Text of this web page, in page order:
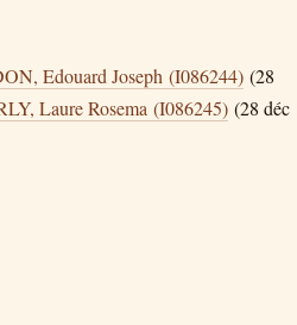
Edouard Joseph (I086244) (28
Laure Rosema (I086245) (28 déc